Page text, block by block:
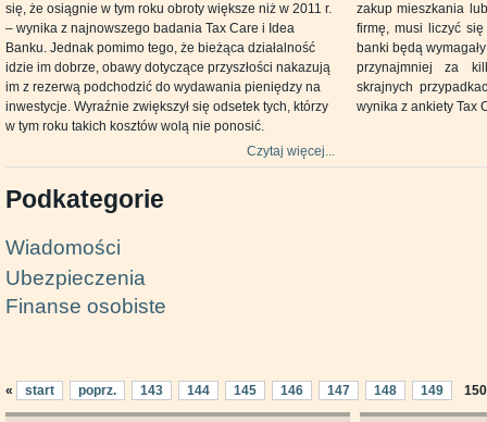
się, że osiągnie w tym roku obroty większe niż w 2011 r.
– wynika z najnowszego badania Tax Care i Idea
Banku. Jednak pomimo tego, że bieżąca działalność
idzie im dobrze, obawy dotyczące przyszłości nakazują
im z rezerwą podchodzić do wydawania pieniędzy na
inwestycje. Wyraźnie zwiększył się odsetek tych, którzy
w tym roku takich kosztów wolą nie ponosić.
Czytaj więcej...
zakup mieszkania
firmę, musi liczyć
banki będą
przynajmniej za
skrajnych
wynika z ankiety Tax
Podkategorie
Wiadomości
Ubezpieczenia
Finanse osobiste
« start poprz. 143 144 145 146 147 148 149 150